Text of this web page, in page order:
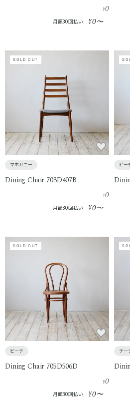
¥0
月額30回払い ¥0〜
SOLD OUT
マホガニー
Dining Chair 703D407B
¥0
月額30回払い ¥0〜
ビー
SOLD OUT
ビーチ
Dining Chair 705D506D
¥0
月額30回払い ¥0〜
チー